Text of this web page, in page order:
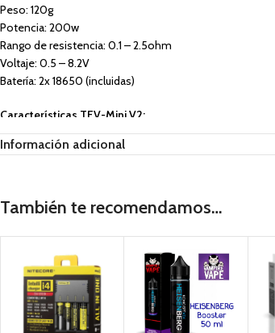
Peso: 120g
Potencia: 200w
Rango de resistencia: 0.1 – 2.5ohm
Voltaje: 0.5 – 8.2V
Batería: 2x 18650 (incluidas)
Características TFV-Mini V2:
Medidas: 54mm x 25.4mm
Capacidad: 5ml
La caja contiene:
1x Mod R-Kiss 200W
1x Claromizador TFV-Mini V2
1x Resistencia Mini V2 0.17ohm
1x Resistencia Mini V2 0.2ohm
Información adicional
También te recomendamos…